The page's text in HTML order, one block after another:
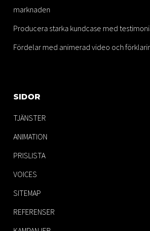
marknaden
Producera starka kundcase med
Fördelar med animerad video och
SIDOR
TJÄNSTER
ANIMATION
PRISLISTA
VOICES
SITEMAP
REFERENSER